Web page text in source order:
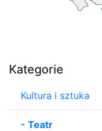
Kategorie
Kultura i sztuka
- Teatr